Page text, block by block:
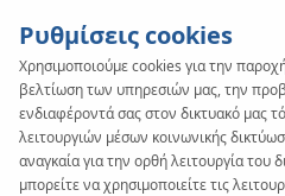
SYSTEMKAN-therm
WALL
Ρυθμίσεις cookies
Χρησιμοποιούμε cookies για την
βελτίωση των υπηρεσιών μας, την
ενδιαφέροντά σας στον δικτυακό μας
λειτουργιών μέσων κοινωνικής
αναγκαία για την ορθή λειτουργία του
μπορείτε να χρησιμοποιείτε τις